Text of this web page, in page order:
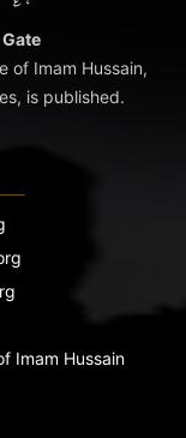
of Imam Hussain,
is published.
Imam Hussain